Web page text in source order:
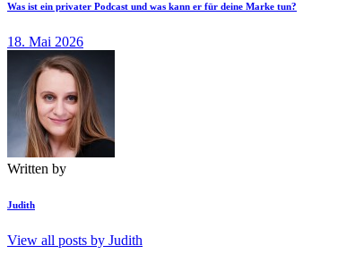
Was ist ein privater Podcast und was kann er für deine Marke tun?
18. Mai 2026
Written by
Judith
View all posts by Judith